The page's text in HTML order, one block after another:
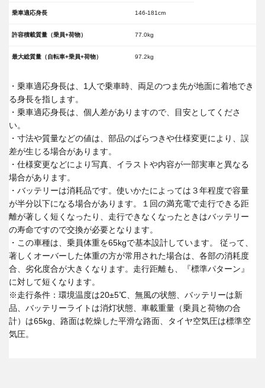
乗車適応身長 146-181cm
許容積載質量（乗員+荷物） 77.0kg
最大総質量（自転車+乗員+荷物） 97.2kg
・乗車適応身長は、1人で乗車時、両足のつま先が地面に着地でき
る身長を指します。
・乗車適応身長は、個人差がありますので、目安としてくださ
い。
・寸法や質量などの値は、部品のばらつきや仕様変更により、誤
差が生じる場合があります。
・仕様変更などにより写真、イラストや内容が一部実車と異なる
場合があります。
・バッテリーは消耗品です。使いかたによっては３年程度で容量
が半分以下になる場合があります。１回の満充電で走行できる距
離が著しく短くなったり、走行できなくなったときはバッテリー
の寿命ですので交換が必要となります。
・この車種は、乗員体重を65kgで基本設計しています。 従って、
著しくオーバーした体重の方が常用された場合は、各部の消耗度
合、劣化度合が大きくなります。走行距離も、『標準パターン』
に対して短くなります。
※走行条件：環境温度は20±5℃、無風の状態、バッテリーは新
品、バッテリーライトは消灯状態、車載重量（乗員と荷物の合
計）は65kg、路面は乾燥した平滑な路面、タイヤ空気圧は標準空
気圧。